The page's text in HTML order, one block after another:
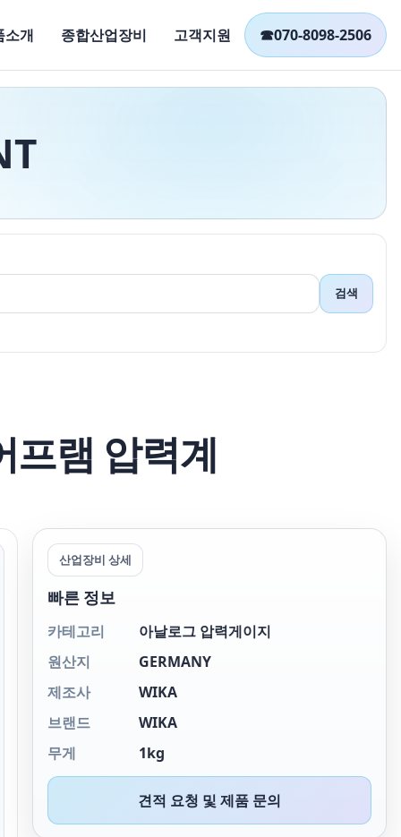
소개 종합산업장비 고객지원 ☎070-8098-2506
검색
프램 압력계
산업장비 상세
빠른 정보
카테고리
아날로그 압력게이지
원산지
GERMANY
제조사
WIKA
브랜드
WIKA
무게
1kg
견적 요청 및 제품 문의